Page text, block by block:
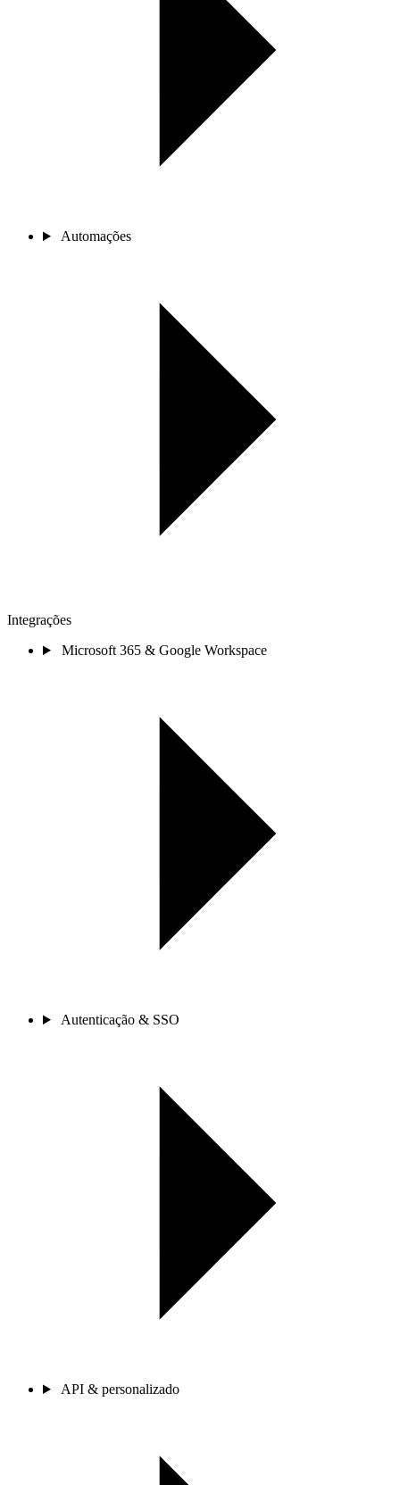
Automações
Integrações
Microsoft 365 & Google Workspace
Autenticação & SSO
API & personalizado